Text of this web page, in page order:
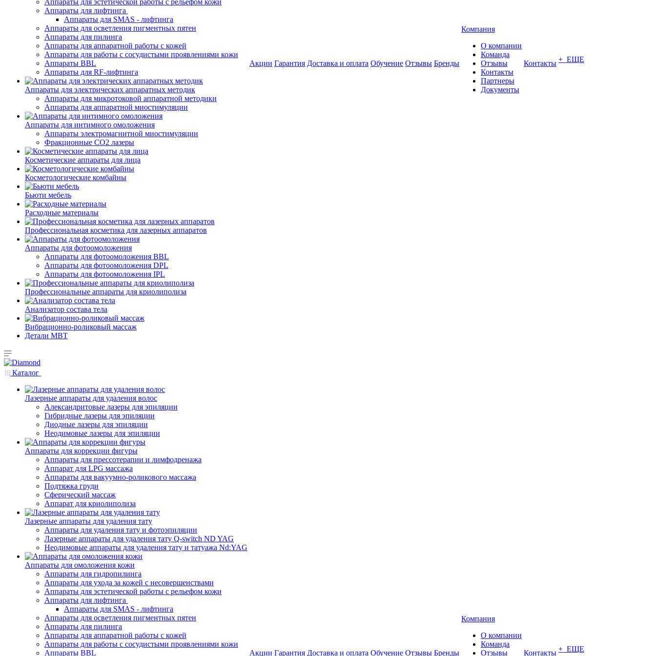
Аппараты для эстетической работы с рельефом кожи
Аппараты для лифтинга
Аппараты для SMAS - лифтинга
Аппараты для осветления пигментных пятен
Аппараты для пилинга
Аппараты для аппаратной работы с кожей
Аппараты для работы с сосудистыми проявлениями кожи
Аппараты BBL
Аппараты для RF-лифтинга
Аппараты для электрических аппаратных методик
Аппараты для микротоковой аппаратной методики
Аппараты для аппаратной миостимуляции
Аппараты для интимного омоложения
Аппараты электромагнитной миостимуляции
Фракционные CO2 лазеры
Косметические аппараты для лица
Косметологические комбайны
Бьюти мебель
Расходные материалы
Профессиональная косметика для лазерных аппаратов
Аппараты для фотоомоложения
Аппараты для фотоомоложения BBL
Аппараты для фотоомоложения DPL
Аппараты для фотоомоложения IPL
Профессиональные аппараты для криолиполиза
Анализатор состава тела
Вибрационно-роликовый массаж
Детали MBT
Акции Гарантия Доставка и оплата Обучение Отзывы Бренды
Компания
О компании
Команда
Отзывы
Контакты
Партнеры
Документы
Контакты + ЕЩЕ
Каталог
Лазерные аппараты для удаления волос
Александритовые лазеры для эпиляции
Гибридные лазеры для эпиляции
Диодные лазеры для эпиляции
Неодимовые лазеры для эпиляции
Аппараты для коррекции фигуры
Аппараты для прессотерапии и лимфодренажа
Аппарат для LPG массажа
Аппараты для вакуумно-роликового массажа
Подтяжка груди
Сферический массаж
Аппарат для криолиполиза
Лазерные аппараты для удаления тату
Аппараты для удаления тату и фотоэпиляции
Лазерные аппараты для удаления тату Q-switch ND YAG
Неодимовые аппараты для удаления тату и татуажа Nd:YAG
Аппараты для омоложения кожи
Аппараты для гидропилинга
Аппараты для ухода за кожей с несовершенствами
Аппараты для эстетической работы с рельефом кожи
Аппараты для лифтинга
Аппараты для SMAS - лифтинга
Аппараты для осветления пигментных пятен
Аппараты для пилинга
Аппараты для аппаратной работы с кожей
Аппараты для работы с сосудистыми проявлениями кожи
Аппараты BBL
Акции Гарантия Доставка и оплата Обучение Отзывы Бренды
Компания
О компании
Команда
Отзывы
Контакты + ЕЩЕ